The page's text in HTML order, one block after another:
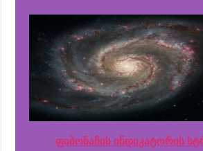
ფიბონაჩის ინდიკატორის